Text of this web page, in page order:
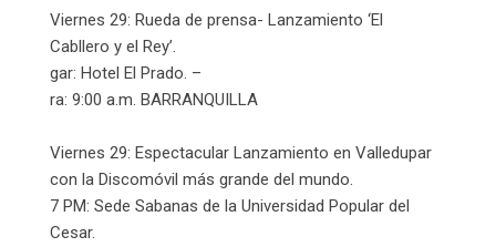
Viernes 29: Rueda de prensa- Lanzamiento ‘El
Cabllero y el Rey’.
gar: Hotel El Prado. –
ra: 9:00 a.m. BARRANQUILLA
Viernes 29: Espectacular Lanzamiento en Valledupar
con la Discomóvil más grande del mundo.
7 PM: Sede Sabanas de la Universidad Popular del
Cesar.